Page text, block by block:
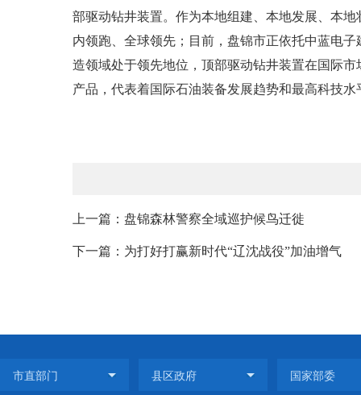
部驱动钻井装置。作为本地组建、本地发展、本
内领跑、全球领先；目前，盘锦市正依托中蓝电
造领域处于领先地位，顶部驱动钻井装置在国际
产品，代表着国际石油装备发展趋势和最高科技
上一篇：盘锦森林警察全域巡护候鸟迁徙
下一篇：为打好打赢新时代“辽沈战役”加油增气